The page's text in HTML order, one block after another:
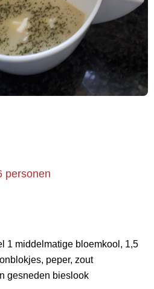
personen
1 middelmatige bloemkool, 1,5
peper, zout
gesneden bieslook